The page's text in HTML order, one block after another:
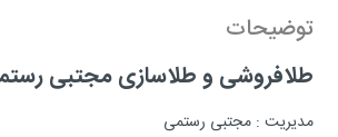
توضیحات
طلافروشی و طلاسازی مجتبی
مدیریت : مجتبی رستمی